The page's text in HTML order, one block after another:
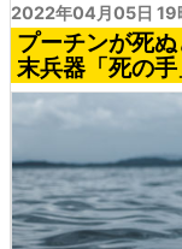
2022年04月05日 19
プーチンが死
末兵器「死の手